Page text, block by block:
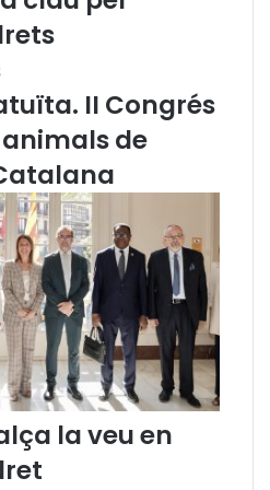
l
a
i
a
u
g
u
r
a
l
e
s
X
X
X
I
II Congrés
de
la veu en